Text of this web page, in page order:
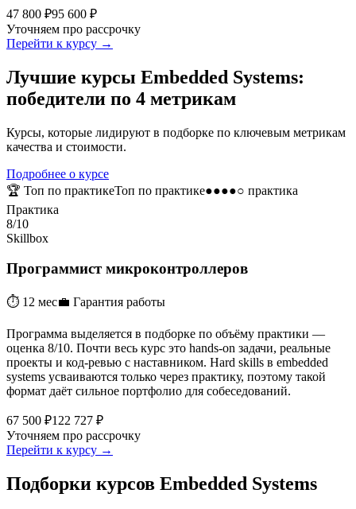
47 800 ₽95 600 ₽
Уточняем про рассрочку
Перейти к курсу →
Лучшие курсы Embedded Systems:
победители по 4 метрикам
Курсы, которые лидируют в подборке по ключевым метрикам
качества и стоимости.
Подробнее о курсе
🏆 Топ по практикеТоп по практике●●●●○ практика
Практика
8/10
Skillbox
Программист микроконтролле­ров
⏱ 12 мес💼 Гарантия работы
Программа выделяется в подборке по объёму практики —
оценка 8/10. Почти весь курс это hands-on задачи, реальные
проекты и код-ревью с наставником. Hard skills в embedded
systems усваиваются только через практику, поэтому такой
формат даёт сильное портфолио для собеседований.
67 500 ₽122 727 ₽
Уточняем про рассрочку
Перейти к курсу →
Подборки курсов Embedded Systems